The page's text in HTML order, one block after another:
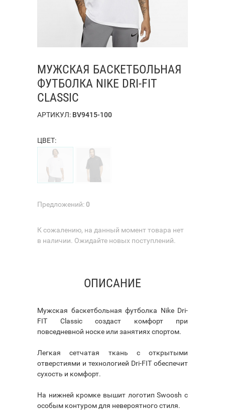
МУЖСКАЯ БАСКЕТБОЛЬНАЯ
ФУТБОЛКА NIKE DRI-FIT
CLASSIC
АРТИКУЛ: BV9415-100
ЦВЕТ:
Предложений:0
К сожалению, на данный момент товара нет
в наличии. Ожидайте новых поступлений.
ОПИСАНИЕ
Мужская баскетбольная футболка Nike Dri-
FIT Classic создаст комфорт при
повседневной носке или занятиях спортом.
Легкая сетчатая ткань с открытыми
отверстиями и технологией Dri-FIT обеспечит
сухость и комфорт.
На нижней кромке вышит логотип Swoosh с
особым контуром для невероятного стиля.